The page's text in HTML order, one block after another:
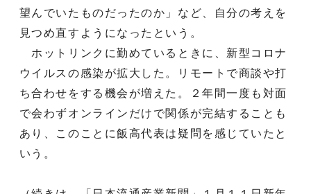
望んでいたものだったのか」など、自分の考えを
見つめ直すようになったという。
ホットリンクに勤めているときに、新型コロナ
ウイルスの感染が拡大した。リモートで商談や打
ち合わせをする機会が増えた。２年間一度も対面
で会わずオンラインだけで関係が完結することも
あり、このことに飯高代表は疑問を感じていたと
いう。